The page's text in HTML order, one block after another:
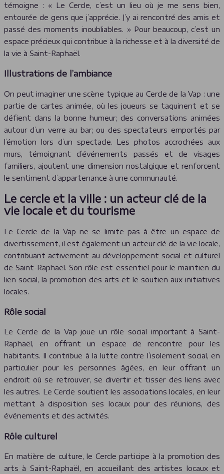
témoigne : « Le Cercle, c’est un lieu où je me sens bien,
entourée de gens que j’apprécie. J’y ai rencontré des amis et
passé des moments inoubliables. » Pour beaucoup, c’est un
espace précieux qui contribue à la richesse et à la diversité de
la vie à Saint-Raphaël.
Illustrations de l’ambiance
On peut imaginer une scène typique au Cercle de la Vap : une
partie de cartes animée, où les joueurs se taquinent et se
défient dans la bonne humeur; des conversations animées
autour d’un verre au bar; ou des spectateurs emportés par
l’émotion lors d’un spectacle. Les photos accrochées aux
murs, témoignant d’événements passés et de visages
familiers, ajoutent une dimension nostalgique et renforcent
le sentiment d’appartenance à une communauté.
Le cercle et la ville : un acteur clé de la
vie locale et du tourisme
Le Cercle de la Vap ne se limite pas à être un espace de
divertissement, il est également un acteur clé de la vie locale,
contribuant activement au développement social et culturel
de Saint-Raphaël. Son rôle est essentiel pour le maintien du
lien social, la promotion des arts et le soutien aux initiatives
locales.
Rôle social
Le Cercle de la Vap joue un rôle social important à Saint-
Raphaël, en offrant un espace de rencontre pour les
habitants. Il contribue à la lutte contre l’isolement social, en
particulier pour les personnes âgées, en leur offrant un
endroit où se retrouver, se divertir et tisser des liens avec
les autres. Le Cercle soutient les associations locales, en leur
mettant à disposition ses locaux pour des réunions, des
événements et des activités.
Rôle culturel
En matière de culture, le Cercle participe à la promotion des
arts à Saint-Raphaël, en accueillant des artistes locaux et